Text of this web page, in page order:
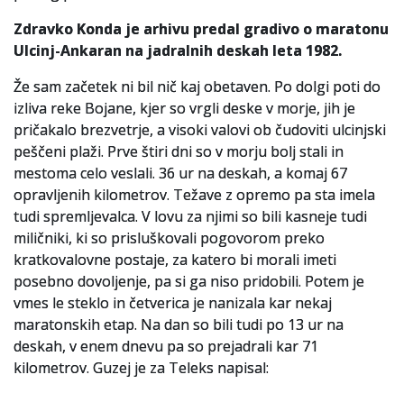
Zdravko Konda je arhivu predal gradivo o maratonu
Ulcinj-Ankaran na jadralnih deskah leta 1982.
Že sam začetek ni bil nič kaj obetaven. Po dolgi poti do
izliva reke Bojane, kjer so vrgli deske v morje, jih je
pričakalo brezvetrje, a visoki valovi ob čudoviti ulcinjski
peščeni plaži. Prve štiri dni so v morju bolj stali in
mestoma celo veslali. 36 ur na deskah, a komaj 67
opravljenih kilometrov. Težave z opremo pa sta imela
tudi spremljevalca. V lovu za njimi so bili kasneje tudi
miličniki, ki so prisluškovali pogovorom preko
kratkovalovne postaje, za katero bi morali imeti
posebno dovoljenje, pa si ga niso pridobili. Potem je
vmes le steklo in četverica je nanizala kar nekaj
maratonskih etap. Na dan so bili tudi po 13 ur na
deskah, v enem dnevu pa so prejadrali kar 71
kilometrov. Guzej je za Teleks napisal: